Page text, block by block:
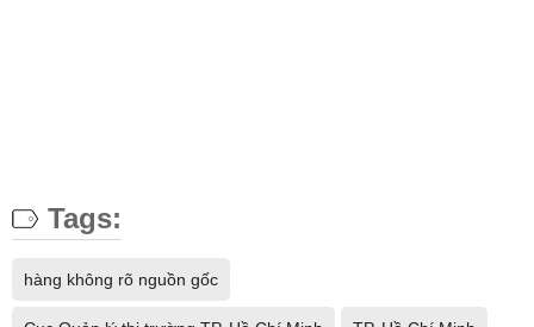
Tags:
hàng không rõ nguồn gốc